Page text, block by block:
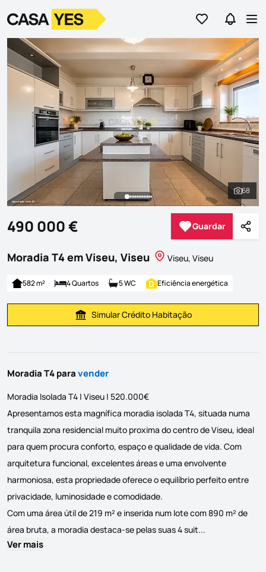
Ir para osIr para
LogoIr para a homepage
Ver
68
490 000 € Guardar
Guardar
Moradia T4 em Viseu, Viseu Viseu, Viseu
582 m² 4 Quartos 5 WC Eficiência energética
Simular Prestação
Simular Crédito Habitação
Moradia T4 paravender
Moradia Isolada T4 | Viseu | 520.000€
Apresentamos esta magnífica moradia isolada T4, situada numa
tranquila zona residencial muito proxima do centro de Viseu, ideal
para quem procura conforto, espaço e qualidade de vida. Com
arquitetura funcional, excelentes áreas e uma envolvente
harmoniosa, esta propriedade oferece o equilíbrio perfeito entre
privacidade, luminosidade e comodidade.
Com uma área útil de 219 m² e inserida num lote com 890 m² de
área bruta, a moradia destaca-se pelas suas 4 suit...
Ver mais